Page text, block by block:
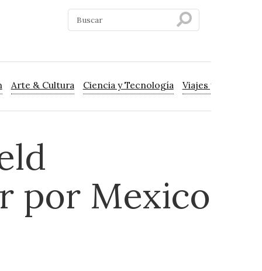
Arte & Cultura Ciencia y Tecnología Viajes y Turismo
por Mexico